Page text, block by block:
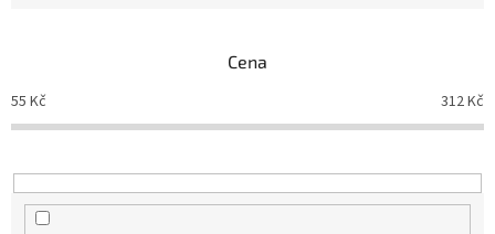
p
u
Cena
55 Kč 312Kč